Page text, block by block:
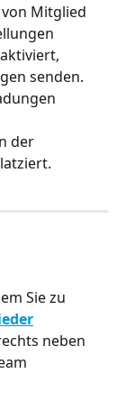
Mitglied
senden.
der
Sie zu
neben